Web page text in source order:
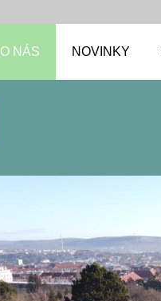
O NÁS NOVINKY